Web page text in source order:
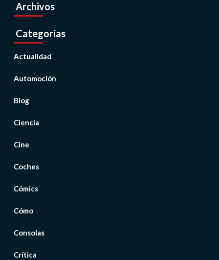
Archivos
Categorías
Actualidad
Automoción
Blog
Ciencia
Cine
Coches
Cómics
Cómo
Consolas
Crítica